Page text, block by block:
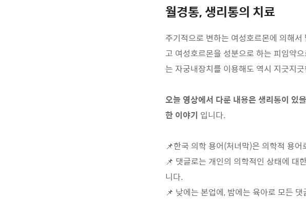
월경통, 생리통의 치료
주기적으로 변하는 여성호르몬에 의해
고 여성호르몬을 성분으로 하는 피임약
는 자궁내장치를 이용해도 역시 지긋지
오늘 영상에서 다룬 내용은 생리통이 있
한 이야기 입니다.
📌한국 의학 용어(처녀막)은 의학적 용어
📌 댓글로는 개인의 의학적인 상태에 대
니다.
📌 낮에는 본업에, 밤에는 육아로 모든